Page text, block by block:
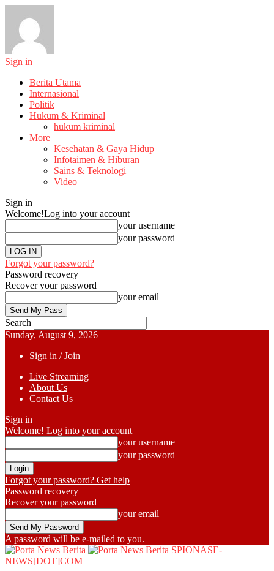
Sign in
Berita Utama
Internasional
Politik
Hukum & Kriminal
hukum kriminal
More
Kesehatan & Gaya Hidup
Infotaimen & Hiburan
Sains & Teknologi
Video
Sign in
Welcome!Log into your account
your username
your password
Forgot your password?
Password recovery
Recover your password
your email
Search
Sunday, August 9, 2026
Sign in / Join
Live Streaming
About Us
Contact Us
Sign in
Welcome! Log into your account
your username
your password
Forgot your password? Get help
Password recovery
Recover your password
your email
A password will be e-mailed to you.
SPIONASE-
NEWS[DOT]COM